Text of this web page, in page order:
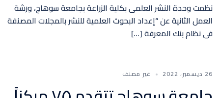
نظمت وحدة النشر العلمى بكلية الزراعة بجامعة سوهاج، ورشة
العمل الثانية عن “إعداد البحوث العلمية للنشر بالمجلات المصنفة
فى نظام بنك المعرفة […]
26 ديسمبر، 2022 غير مصنف